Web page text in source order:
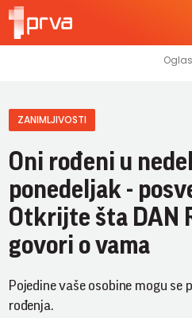
ZANIMLJIVOSTI
Oni rođeni u
ponedeljak -
Otkrijte šta DAN
govori o vama
Pojedine vaše osobine mogu se
rođenja.